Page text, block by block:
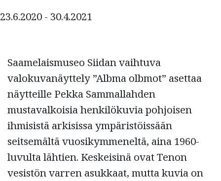
23.6.2020 - 30.4.2021
Saamelaismuseo Siidanvaihtuva
valokuvanäyttely ”Albma olbmot” asettaa
näytteille Pekka Sammallahden
mustavalkoisia henkilökuvia pohjoisen
ihmisistä arkisissa ympäristöissään
seitsemältä vuosikymmeneltä, aina 1960-
luvulta lähtien. Keskeisinä ovat Tenon
vesistön varren asukkaat, mutta kuvia on